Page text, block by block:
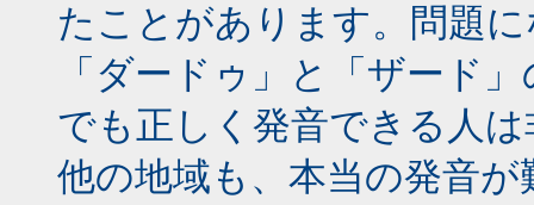
たことがあります。問題
「ダードゥ」と「ザード
でも正しく発音できる人
他の地域も、本当の発音